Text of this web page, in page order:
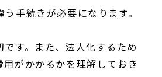
手続きが必要になります。
す。また、法人化するため
がかかるかを理解しておき